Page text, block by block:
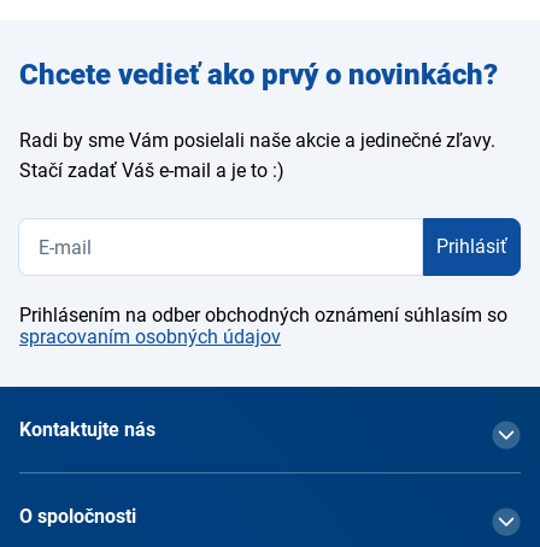
Zadajte
e-mail
Chcete vedieť ako prvý o novinkách?
Radi by sme Vám posielali naše akcie a jedinečné zľavy.
Stačí zadať Váš e-mail a je to :)
Prihlásiť
Prihlásením na odber obchodných oznámení súhlasím so
spracovaním osobných údajov
Kontaktujte nás
O spoločnosti